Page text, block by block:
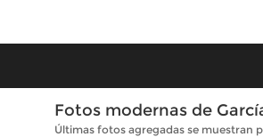
Fotos modernas de
Últimas fotos agregadas se muestran